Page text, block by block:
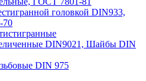
головкой DIN933,
70
DIN9021, Шайбы DIN
DIN 975